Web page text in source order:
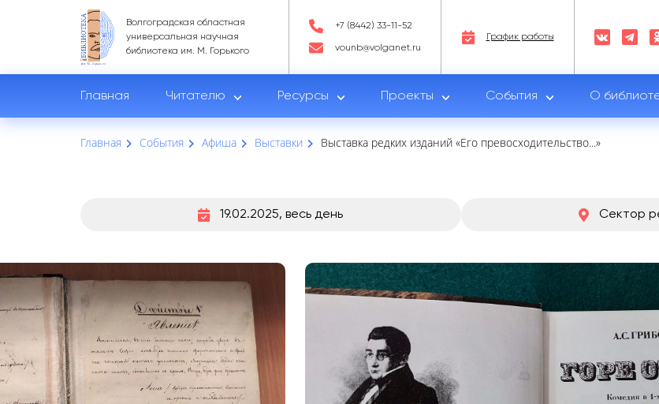
Волгоградская областная
универсальная научная
библиотека им. М. Горького
+7 (8442) 33-11-52
vounb@volganet.ru
График работы
Главная Читателю Ресурсы Проекты События О
Главная События Афиша Выставки Выставка редких изданий «Его превосходительство...»
19.02.2025, весь день Сектор